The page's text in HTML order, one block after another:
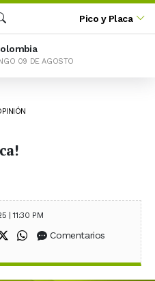
Pico y Placa
09 DE AGOSTO
| 11:30 PM
en Facebook
Compartir en X (Twitter)
Compartir en WhatsApp
Comentarios